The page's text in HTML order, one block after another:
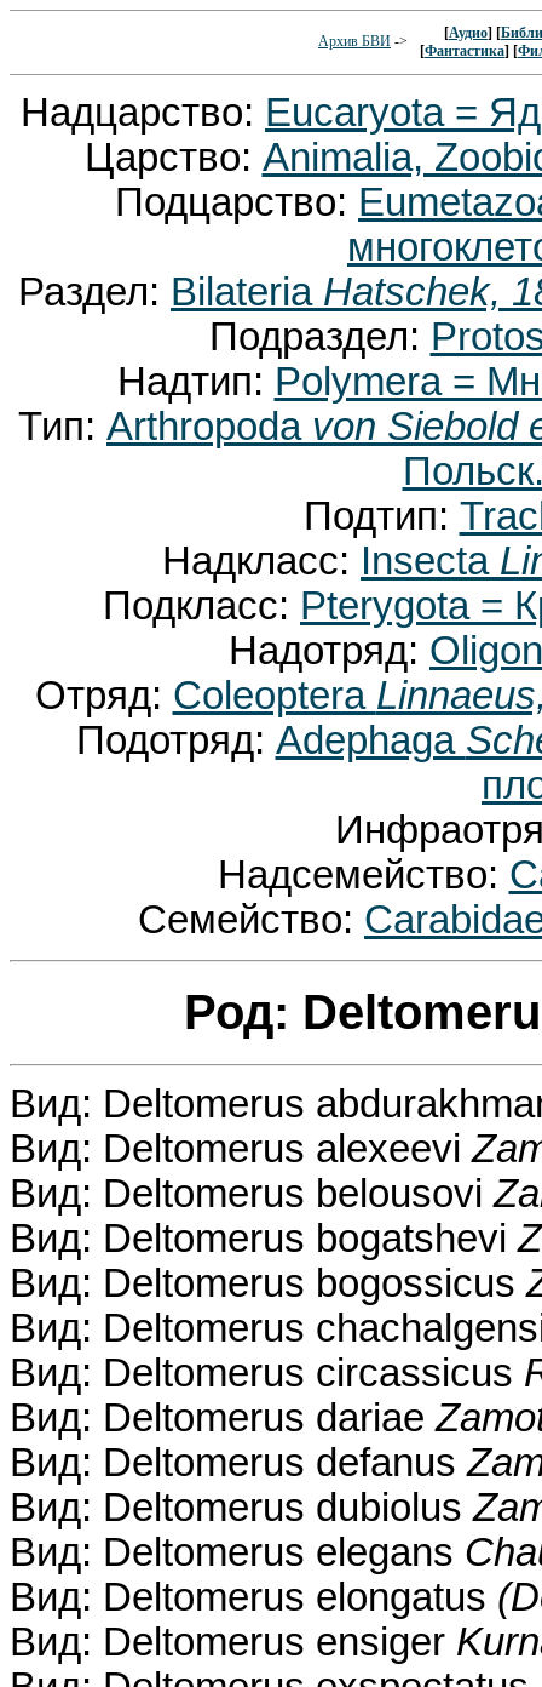
Архив БВИ -> [Аудио] [
[Фантастика] [
Надцарство: Eucaryota =
Царство: Animalia,
Подцарство:
Раздел: Bilateria Hatschek,
Подраздел:
Надтип: Polymera =
Тип: Arthropoda von Siebold
Подтип:
Надкласс: Insecta
Подкласс: Pterygota =
Надотряд:
Отряд: Coleoptera
Подотряд: Adephaga
Надсемейство:
Семейство:
Род:
Вид: Deltomerus
Вид: Deltomerus alexeevi
Вид: Deltomerus belousovi
Вид: Deltomerus bogatshevi
Вид: Deltomerus bogossicus
Вид: Deltomerus
Вид: Deltomerus circassicus
Вид: Deltomerus dariae
Вид: Deltomerus defanus
Вид: Deltomerus dubiolus
Вид: Deltomerus elegans
Вид: Deltomerus elongatus
Вид: Deltomerus ensiger